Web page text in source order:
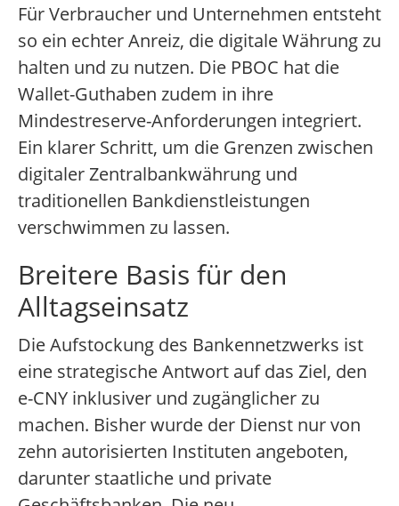
Für Verbraucher und Unternehmen entsteht
so ein echter Anreiz, die digitale Währung zu
halten und zu nutzen. Die PBOC hat die
Wallet-Guthaben zudem in ihre
Mindestreserve-Anforderungen integriert.
Ein klarer Schritt, um die Grenzen zwischen
digitaler Zentralbankwährung und
traditionellen Bankdienstleistungen
verschwimmen zu lassen.
Breitere Basis für den
Alltagseinsatz
Die Aufstockung des Bankennetzwerks ist
eine strategische Antwort auf das Ziel, den
e-CNY inklusiver und zugänglicher zu
machen. Bisher wurde der Dienst nur von
zehn autorisierten Instituten angeboten,
darunter staatliche und private